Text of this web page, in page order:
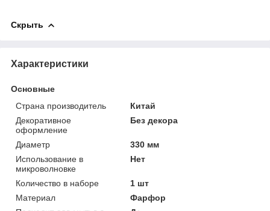
Скрыть
Характеристики
Основные
Страна производитель
Китай
Декоративное
оформление
Без декора
Диаметр
330 мм
Использование в
микроволновке
Нет
Количество в наборе
1 шт
Материал
Фарфор